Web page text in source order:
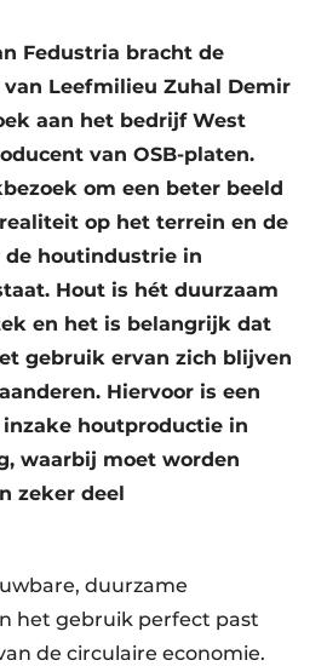
Fedustria bracht de
Leefmilieu Zuhal Demir
aan het bedrijf West
van OSB-platen.
om een beter beeld
op het terrein en de
houtindustrie in
Hout is hét duurzaam
en het is belangrijk dat
gebruik ervan zich blijven
Hiervoor is een
houtproductie in
waarbij moet worden
zeker deel
duurzame
het gebruik perfect past
de circulaire economie.